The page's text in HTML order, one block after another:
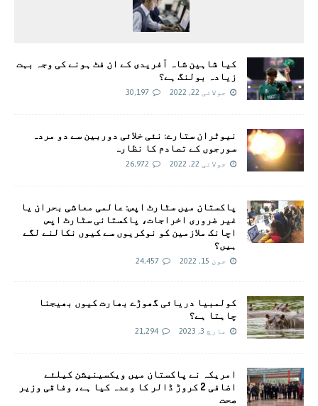
کیا شاہین شاہ آفریدی کے ان فٹ ہونے کی وجہ بہت
زیادہ بولنگ ہے؟
جولائی 22, 2022 30,197
نیوٹران ستارے: نئی خلائی دوربین سے دو مردہ
سورجوں کے تصادم کا نظارہ
جولائی 22, 2022 26,972
پاکستان میں سٹارٹ اپس: عالمی معاشی بحران یا
غیر ضروری اخراجات، پاکستانی سٹارٹ اپس
اچانک ملازمین کو نوکریوں سے کیوں نکالنے لگے
ہیں؟
جون 15, 2022 24,457
کولمبیا دریائی گھوڑے بھارت کیوں بھیجنا
چاہتا ہے؟
مارچ 3, 2023 21,294
امريکہ نے پاکستان میں ویکسینیشن کیلئے
اضافی 2 کروڑ ڈالر کا وعدہ کیا ہے، وفاقی وزیر
صحت